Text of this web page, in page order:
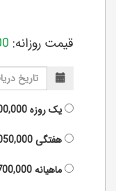
قیمت روزانه:
یک روزه
هفتگی
ماهیانه